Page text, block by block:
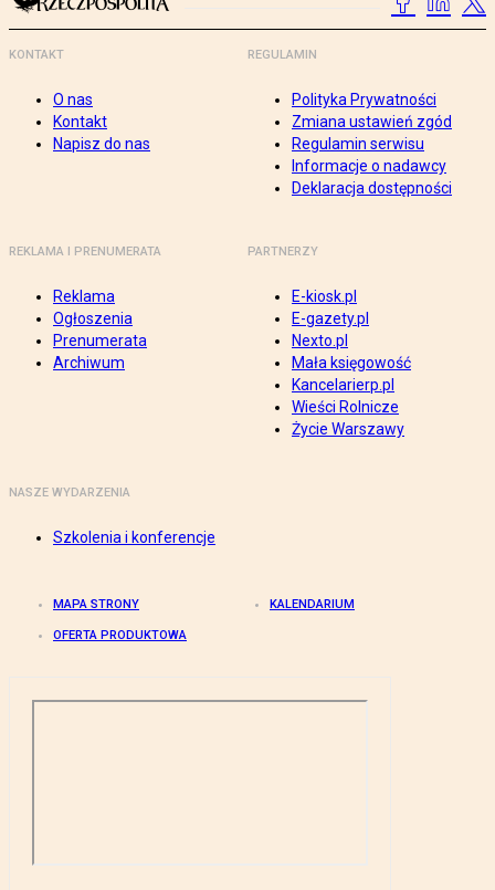
KONTAKT
O nas
Kontakt
Napisz do nas
REGULAMIN
Polityka Prywatności
Zmiana ustawień zgód
Regulamin serwisu
Informacje o nadawcy
Deklaracja dostępności
REKLAMA I PRENUMERATA
Reklama
Ogłoszenia
Prenumerata
Archiwum
PARTNERZY
E-kiosk.pl
E-gazety.pl
Nexto.pl
Mała księgowość
Kancelarierp.pl
Wieści Rolnicze
Życie Warszawy
NASZE WYDARZENIA
Szkolenia i konferencje
MAPA STRONY KALENDARIUM
OFERTA PRODUKTOWA